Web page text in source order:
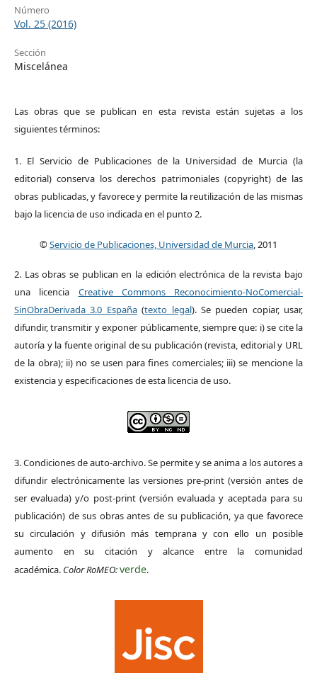
Número
Vol. 25 (2016)
Sección
Miscelánea
Las obras que se publican en esta revista están sujetas a los
siguientes términos:
1. El Servicio de Publicaciones de la Universidad de Murcia (la
editorial) conserva los derechos patrimoniales (copyright) de las
obras publicadas, y favorece y permite la reutilización de las mismas
bajo la licencia de uso indicada en el punto 2.
©Servicio de Publicaciones, Universidad de Murcia, 2011
2. Las obras se publican en la edición electrónica de la revista bajo
una licencia Creative Commons Reconocimiento-NoComercial-
SinObraDerivada 3.0 España(texto legal). Se pueden copiar, usar,
difundir, transmitir y exponer públicamente, siempre que: i) se cite la
autoría y la fuente original de su publicación (revista, editorial y URL
de la obra); ii) no se usen para fines comerciales; iii) se mencione la
existencia y especificaciones de esta licencia de uso.
3. Condiciones de auto-archivo. Se permite y se anima a los autores a
difundir electrónicamente las versiones pre-print (versión antes de
ser evaluada) y/o post-print (versión evaluada y aceptada para su
publicación) de sus obras antes de su publicación, ya que favorece
su circulación y difusión más temprana y con ello un posible
aumento en su citación y alcance entre la comunidad
académica. Color RoMEO:verde.